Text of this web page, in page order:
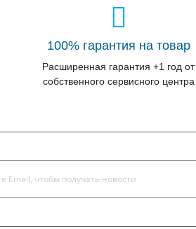
100% гарантия на товар
Расширенная гарантия +1 год от
собственного сервисного центра